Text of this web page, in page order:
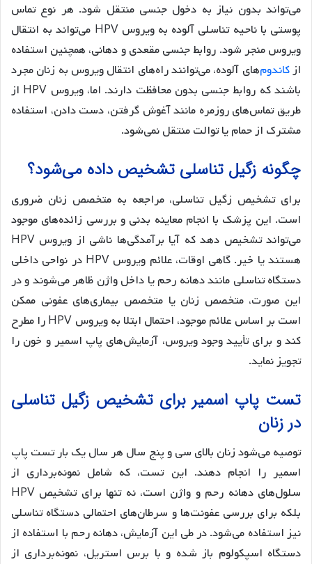
می‌تواند بدون نیاز به دخول جنسی منتقل شود. هر نوع تماس
پوستی با ناحیه تناسلی آلوده به ویروس HPV می‌تواند به انتقال
ویروس منجر شود. روابط جنسی مقعدی و دهانی، همچنین استفاده
ازکاندوم‌های آلوده، می‌توانند راه‌های انتقال ویروس به زنان مجرد
باشند که روابط جنسی بدون محافظت دارند. اما، ویروس HPV از
طریق تماس‌های روزمره مانند آغوش گرفتن، دست دادن، استفاده
مشترک از حمام یا توالت منتقل نمی‌شود.
چگونه زگیل تناسلی تشخیص داده می‌شود؟
برای تشخیص زگیل تناسلی، مراجعه به متخصص زنان ضروری
است. این پزشک با انجام معاینه بدنی و بررسی زائده‌های موجود
می‌تواند تشخیص دهد که آیا برآمدگی‌ها ناشی از ویروس HPV
هستند یا خیر. گاهی اوقات، علائم ویروس HPV در نواحی داخلی
دستگاه تناسلی مانند دهانه رحم یا داخل واژن ظاهر می‌شوند و در
این صورت، متخصص زنان یا متخصص بیماری‌های عفونی ممکن
است بر اساس علائم موجود، احتمال ابتلا به ویروس HPV را مطرح
کند و برای تأیید وجود ویروس، آزمایش‌های پاپ اسمیر و خون را
تجویز نماید.
تست پاپ اسمیر برای تشخیص زگیل تناسلی
در زنان
توصیه می‌شود زنان بالای سی و پنج سال هر سال یک بار تست پاپ
اسمیر را انجام دهند. این تست، که شامل نمونه‌برداری از
سلول‌های دهانه رحم و واژن است، نه تنها برای تشخیص HPV
بلکه برای بررسی عفونت‌ها و سرطان‌های احتمالی دستگاه تناسلی
نیز استفاده می‌شود. در طی این آزمایش، دهانه رحم با استفاده از
دستگاه اسپکولوم باز شده و با برس استریل، نمونه‌برداری از